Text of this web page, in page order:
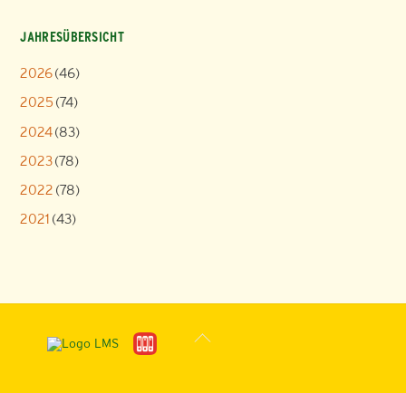
JAHRESÜBERSICHT
2026(46)
2025 (74)
2024(83)
2023(78)
2022 (78)
2021 (43)
Back